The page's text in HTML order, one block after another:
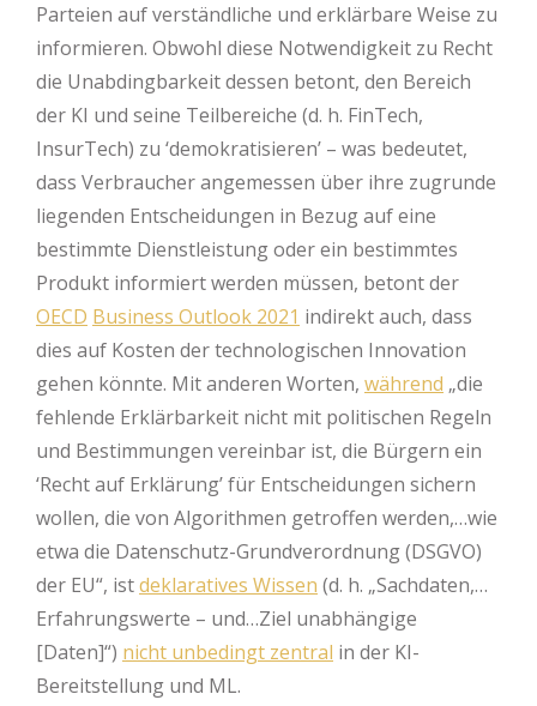
Parteien auf verständliche und erklärbare Weise zu
informieren. Obwohl diese Notwendigkeit zu Recht
die Unabdingbarkeit dessen betont, den Bereich
der KI und seine Teilbereiche (d. h. FinTech,
InsurTech) zu ‘demokratisieren’ – was bedeutet,
dass Verbraucher angemessen über ihre zugrunde
liegenden Entscheidungen in Bezug auf eine
bestimmte Dienstleistung oder ein bestimmtes
Produkt informiert werden müssen, betont der
OECD Business Outlook 2021 indirekt auch, dass
dies auf Kosten der technologischen Innovation
gehen könnte. Mit anderen Worten, während „die
fehlende Erklärbarkeit nicht mit politischen Regeln
und Bestimmungen vereinbar ist, die Bürgern ein
‘Recht auf Erklärung’ für Entscheidungen sichern
wollen, die von Algorithmen getroffen werden,…wie
etwa die Datenschutz-Grundverordnung (DSGVO)
der EU“, istdeklaratives Wissen (d. h. „Sachdaten,…
Erfahrungswerte – und…Ziel unabhängige
[Daten]“) nicht unbedingt zentral in der KI-
Bereitstellung und ML.